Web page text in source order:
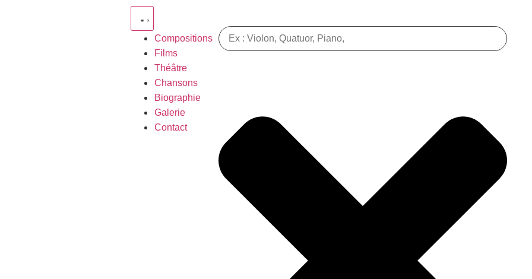
Compositions
Films
Théâtre
Chansons
Biographie
Galerie
Contact